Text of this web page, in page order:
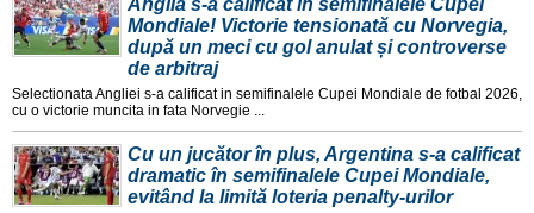
Anglia s-a calificat în semifinalele Cupei
Mondiale! Victorie tensionată cu Norvegia,
după un meci cu gol anulat și controverse
de arbitraj
Selectionata Angliei s-a calificat in semifinalele Cupei Mondiale de fotbal 2026,
cu o victorie muncita in fata Norvegie ...
Cu un jucător în plus, Argentina s-a calificat
dramatic în semifinalele Cupei Mondiale,
evitând la limită loteria penalty-urilor